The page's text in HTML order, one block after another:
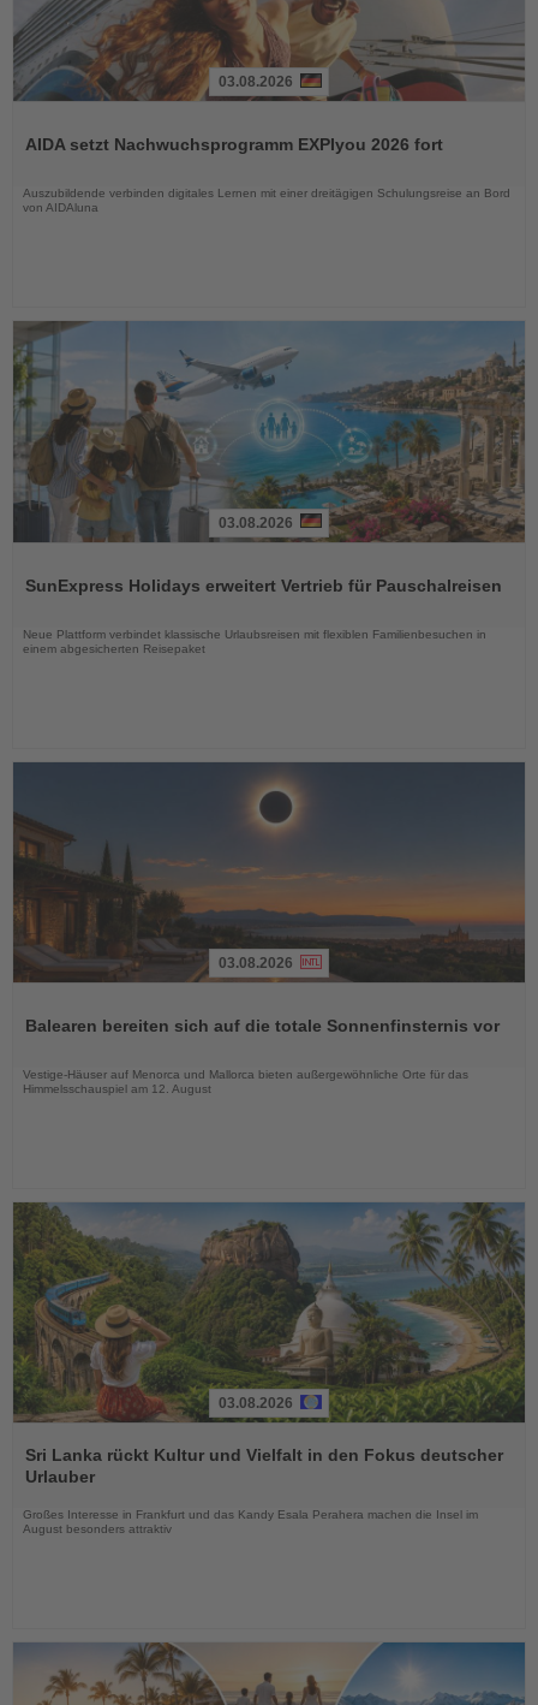
die
03.08.2026
AIDA setzt Nachwuchsprogramm EXPIyou 2026 fort
Auszubildende verbinden digitales Lernen mit einer dreitägigen Schulungsreise an Bord
von AIDAluna
die
03.08.2026
SunExpress Holidays erweitert Vertrieb für Pauschalreisen
Neue Plattform verbindet klassische Urlaubsreisen mit flexiblen Familienbesuchen in
einem abgesicherten Reisepaket
die
03.08.2026
Balearen bereiten sich auf die totale Sonnenfinsternis vor
Vestige-Häuser auf Menorca und Mallorca bieten außergewöhnliche Orte für das
Himmelsschauspiel am 12. August
Sie
die
03.08.2026
Sri Lanka rückt Kultur und Vielfalt in den Fokus deutscher
Urlauber
Großes Interesse in Frankfurt und das Kandy Esala Perahera machen die Insel im
August besonders attraktiv